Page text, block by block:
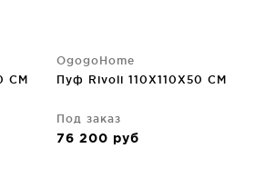
CM
OgogoHome
Пуф Rivoli 110X110X50 CM
Под заказ
76 200 руб